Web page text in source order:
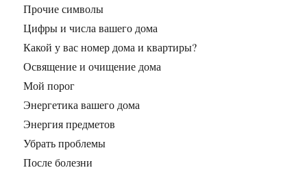
Прочие символы
Цифры и числа вашего дома
Какой у вас номер дома и квартиры?
Освящение и очищение дома
Мой порог
Энергетика вашего дома
Энергия предметов
Убрать проблемы
После болезни